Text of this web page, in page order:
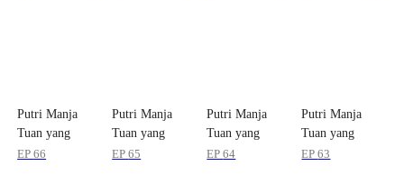
Putri Manja
Tuan yang
Hebat
EP66
Putri Manja
Tuan yang
Hebat
EP65
Putri Manja
Tuan yang
Hebat
EP64
Putri Manja
Tuan yang
Hebat
EP63